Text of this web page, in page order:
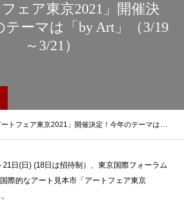
フェア東京2021」開催決
テーマは「by Art」（3/19
～3/21）
トフェア東京2021」開催決定！今年のテーマは「by Art」（3/19～3/21）
21日(日) (18日は招待制）、東京国際フォーラム
際的なアート見本市「アートフェア東京